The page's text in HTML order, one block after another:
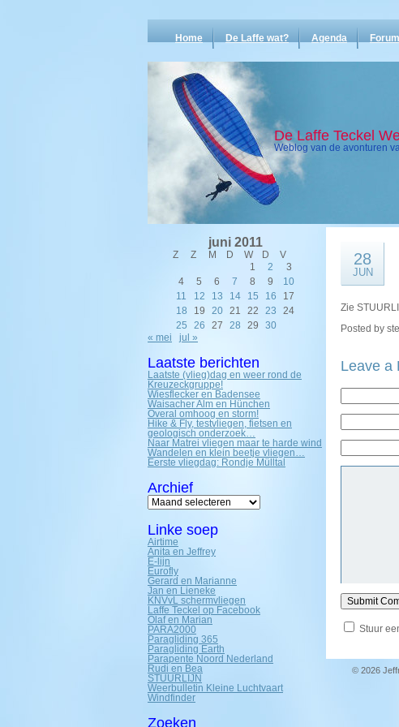
Home De Laffe wat? Agenda Forum
De Laffe Teckel
Weblog van de avonturen
juni 2011
Z Z M D W D
V
1
2
3
4
5 6 7 8 9
10
11
12 13 14 15 16
17
18
19 20 21 22 23
24
25
26 27 28 29
30
« mei
jul »
Laatste berichten
Laatste (vlieg)dag en weer rond de
Kreuzeckgruppe!
Wiesflecker en Badensee
Waisacher Alm en Hünchen
Overal omhoog en storm!
Hike & Fly, testvliegen, fietsen en
geologisch onderzoek…
Naar Matrei vliegen maar te harde wind
Wandelen en klein beetje vliegen…
Eerste vliegdag: Rondje Mülltal
Archief
Archief
Linke soep
Airtime
Anita en Jeffrey
E-lijn
Eurofly
Gerard en Marianne
Jan en Lieneke
KNVvL schermvliegen
Laffe Teckel op Facebook
Olaf en Marian
PARA2000
Paragliding 365
Paragliding Earth
Parapente Noord Nederland
Rudi en Bea
STUURLIJN
Weerbulletin Kleine Luchtvaart
Windfinder
Zoeken
28
JUN
Zie
Posted by
Leave a
Stuur
© 2026